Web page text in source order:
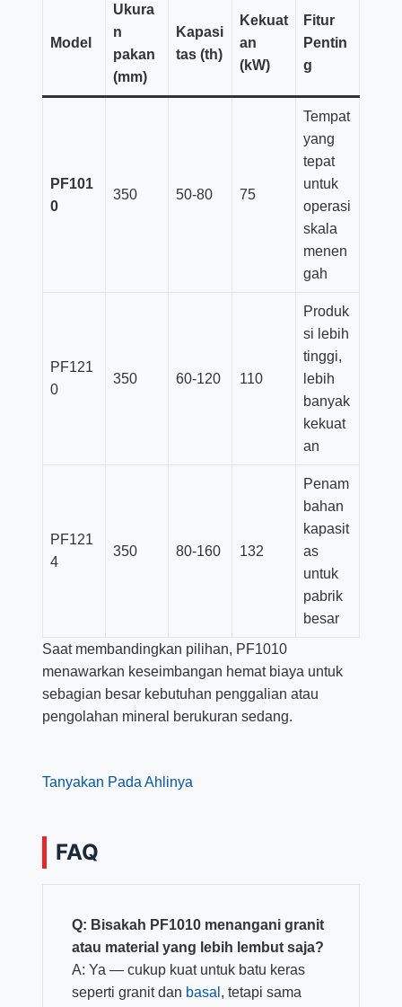
Model
Ukura
n
pakan
(mm)
Kapasi
tas (th)
Kekuat
an
(kW)
Fitur
Pentin
g
PF101
0
350 50-80 75
Tempat
yang
tepat
untuk
operasi
skala
menen
gah
PF121
0
350 60-120 110
Produk
si lebih
tinggi,
lebih
banyak
kekuat
an
PF121
4
350 80-160 132
Penam
bahan
kapasit
as
untuk
pabrik
besar
Saat membandingkan pilihan, PF1010
menawarkan keseimbangan hemat biaya untuk
sebagian besar kebutuhan penggalian atau
pengolahan mineral berukuran sedang.
Tanyakan Pada Ahlinya
FAQ
Q: Bisakah PF1010 menangani granit
atau material yang lebih lembut saja?
A: Ya — cukup kuat untuk batu keras
seperti granit dan basal , tetapi sama